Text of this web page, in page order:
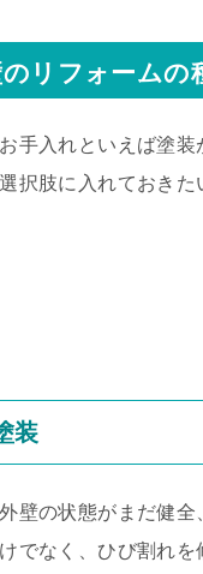
リフォームの
手入れといえば塗
択肢に入れておき
装
壁の状態がまだ健
でなく、ひび割れ